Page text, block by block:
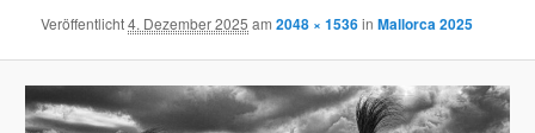
Veröffentlicht4. Dezember 2025 am2048 × 1536inMallorca 2025